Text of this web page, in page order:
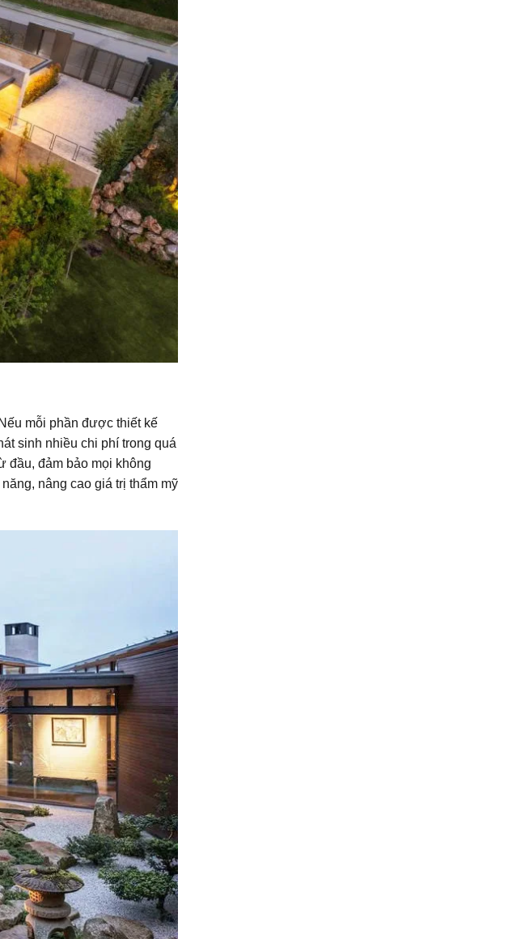
mỗi phần được thiết kế
sinh nhiều chi phí trong quá
đầu, đảm bảo mọi không
nâng cao giá trị thẩm mỹ